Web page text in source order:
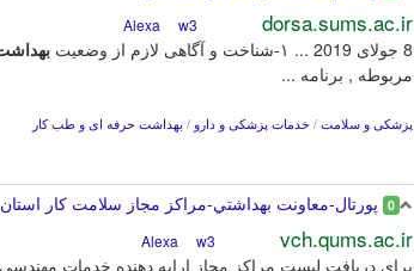
dorsa.sums.ac.ir
w3
8 جولای 2019 ... ۱-شناخت و آگاهی لازم از وضعیت
مربوطه , برنامه ...
پزشکی و سلامت / خدمات پزشکی و دارو / بهداشت حرفه ای و طب کار
0 پورتال-معاونت بهداشتي-مراكز مجاز سلامت كار
vch.qums.ac.ir
w3
برای دریافت لیست مراکز مجاز ارایه دهنده خدمات مهندسی